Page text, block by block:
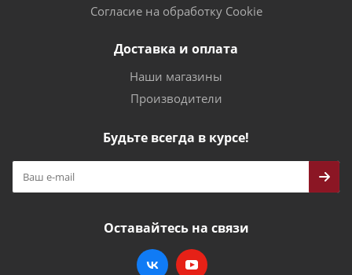
Согласие на обработку Cookie
Доставка и оплата
Наши магазины
Производители
Будьте всегда в курсе!
Оставайтесь на связи